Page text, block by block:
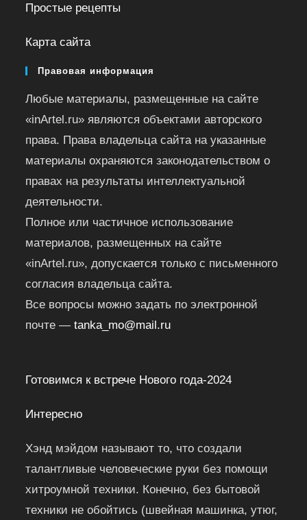
Простые рецепты
Карта сайта
Правовая информация
Любые материалы, размещенные на сайте
«inArtel.ru» являются объектами авторского
права. Права владельца сайта на указанные
материалы охраняются законодательством о
правах на результаты интеллектуальной
деятельности.
Полное или частичное использование
материалов, размещенных на сайте
«inArtel.ru», допускается только с письменного
согласия владельца сайта.
Все вопросы можно задать по электронной
почте —tanka_mo@mail.ru
Готовимся к встрече Нового года-2024
Интересно
Хэнд мэйдом называют то, что создали
талантливые человеческие руки без помощи
хитроумной техники. Конечно, без бытовой
техники не обойтись (швейная машинка, утюг,